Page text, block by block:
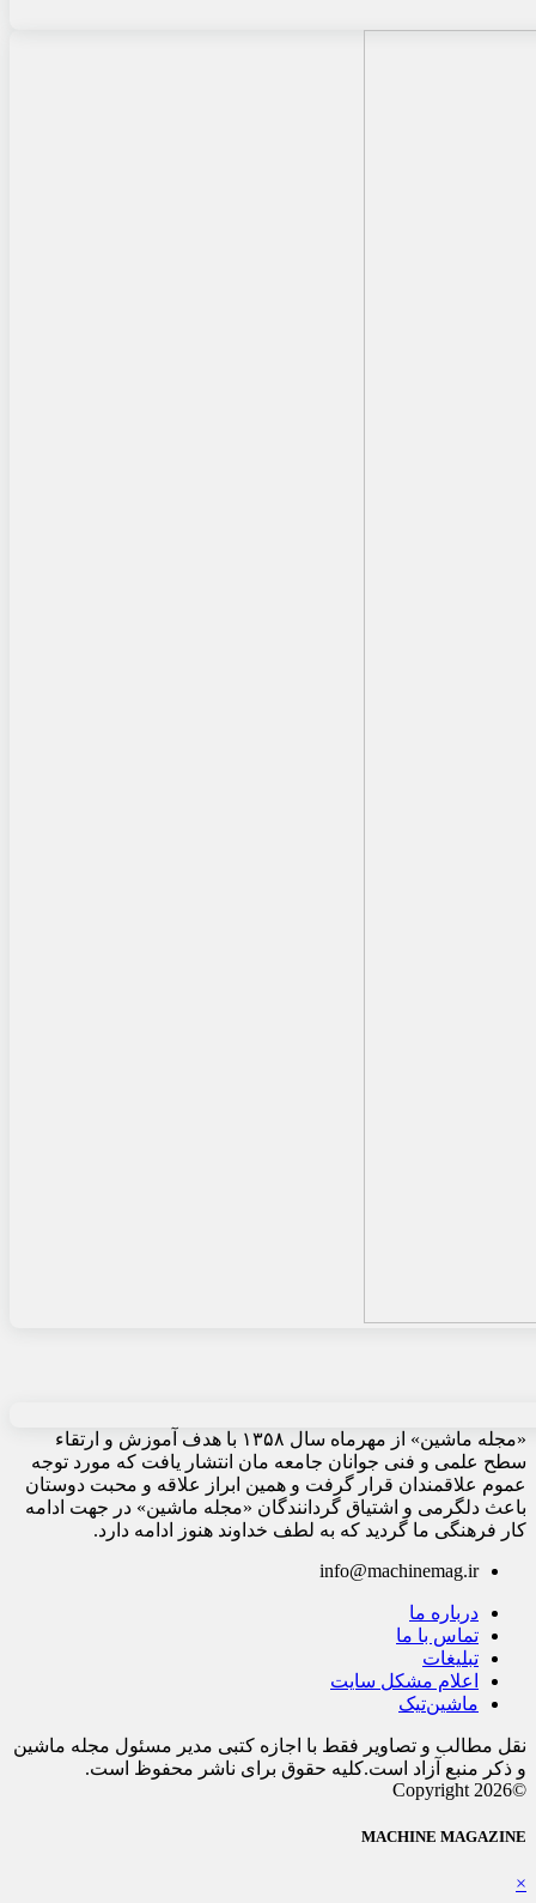
«مجله ماشین» از مهرماه سال ۱۳۵۸ با هدف آموزش و ارتقاء
سطح علمی و فنی جوانان جامعه مان انتشار یافت که مورد توجه
عموم علاقمندان قرار گرفت و همین ابراز علاقه و محبت دوستان
باعث دلگرمی و اشتیاق گردانندگان «مجله ماشین» در جهت ادامه
کار فرهنگی ما گردید که به لطف خداوند هنوز ادامه دارد.
info@machinemag.ir
درباره ما
تماس با ما
تبلیغات
اعلام مشکل سایت
ماشین‌تیک
نقل مطالب و تصاویر فقط با اجازه کتبی مدیر مسئول مجله ماشین
و ذکر منبع آزاد است.کلیه حقوق برای ناشر محفوظ است.
©Copyright 2026
MACHINE MAGAZINE
×